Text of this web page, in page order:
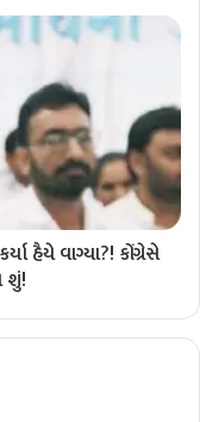
હૈયે વાગ્યા?! કોંગ્રેસે
શું!